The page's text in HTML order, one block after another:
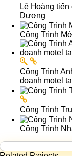
Lê Hoàng
Dương
Công Trình
Công Trình
doanh motel
Công Trình
Công Trình